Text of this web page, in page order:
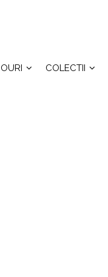
COLECTII